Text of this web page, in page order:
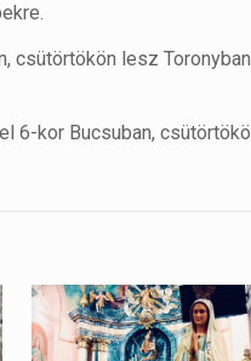
csütörtökön lesz
6-kor Bucsuban,